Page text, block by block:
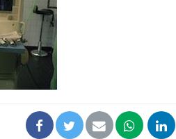
Grossesse et chaleur : ce
que dit la science